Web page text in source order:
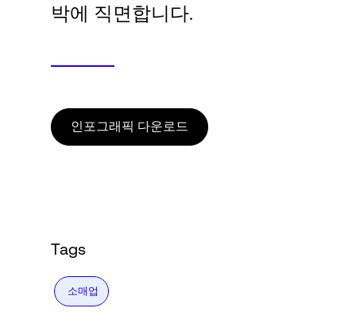
로그인박에 직면합니다.
인포그래픽 다운로드
Tags
소매업